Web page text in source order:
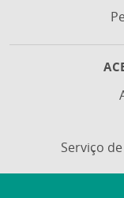
Serviço